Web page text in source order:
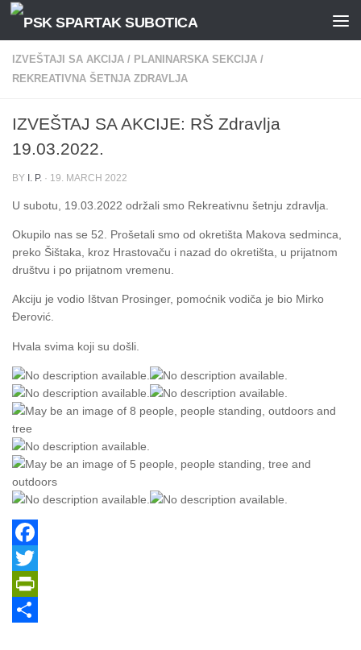
Skip to content
IZVEŠTAJI SA AKCIJA / PLANINARSKA SEKCIJA /
REKREATIVNA ŠETNJA ZDRAVLJA
IZVEŠTAJ SA AKCIJE: RŠ Zdravlja
19.03.2022.
BY I. P. · 19. MARCH 2022
U subotu, 19.03.2022 održali smo Rekreativnu šetnju zdravlja.
Okupilo nas se 52. Prošetali smo od okretišta Makova sedminca,
preko Šištaka, kroz Hrastovaču i nazad do okretišta, u prijatnom
društvu i po prijatnom vremenu.
Akciju je vodio Ištvan Prosinger, pomoćnik vodiča je bio Mirko
Đerović.
Hvala svima koji su došli.
Facebook
Twitter
PrintFriendly